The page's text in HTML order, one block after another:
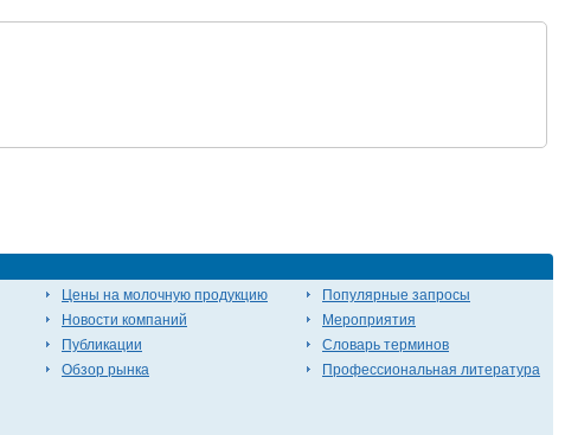
Цены на молочную продукцию
Новости компаний
Публикации
Обзор рынка
Популярные запросы
Мероприятия
Словарь терминов
Профессиональная литература